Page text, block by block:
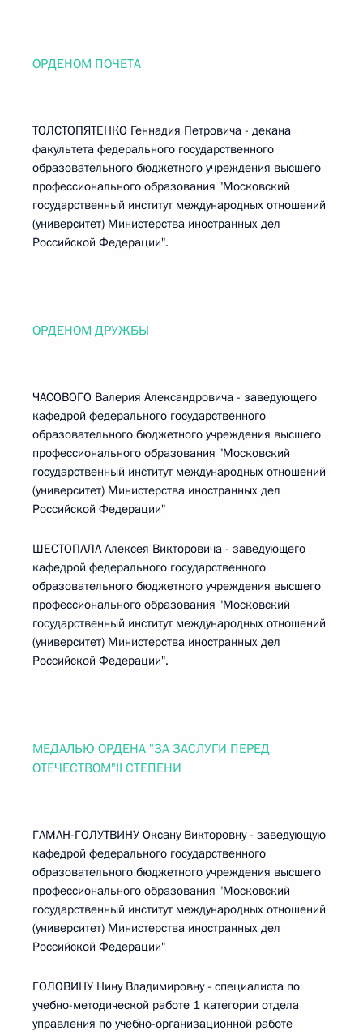
ОРДЕНОМ ПОЧЕТА
ТОЛСТОПЯТЕНКО Геннадия Петровича - декана
факультета федерального государственного
образовательного бюджетного учреждения высшего
профессионального образования "Московский
государственный институт международных отношений
(университет) Министерства иностранных дел
Российской Федерации".
ОРДЕНОМ ДРУЖБЫ
ЧАСОВОГО Валерия Александровича - заведующего
кафедрой федерального государственного
образовательного бюджетного учреждения высшего
профессионального образования "Московский
государственный институт международных отношений
(университет) Министерства иностранных дел
Российской Федерации"
ШЕСТОПАЛА Алексея Викторовича - заведующего
кафедрой федерального государственного
образовательного бюджетного учреждения высшего
профессионального образования "Московский
государственный институт международных отношений
(университет) Министерства иностранных дел
Российской Федерации".
МЕДАЛЬЮ ОРДЕНА "ЗА ЗАСЛУГИ ПЕРЕД
ОТЕЧЕСТВОМ"II СТЕПЕНИ
ГАМАН-ГОЛУТВИНУ Оксану Викторовну - заведующую
кафедрой федерального государственного
образовательного бюджетного учреждения высшего
профессионального образования "Московский
государственный институт международных отношений
(университет) Министерства иностранных дел
Российской Федерации"
ГОЛОВИНУ Нину Владимировну - специалиста по
учебно-методической работе 1 категории отдела
управления по учебно-организационной работе